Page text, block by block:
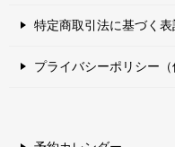
特定商取引法に基づく表
プライバシーポリシー（